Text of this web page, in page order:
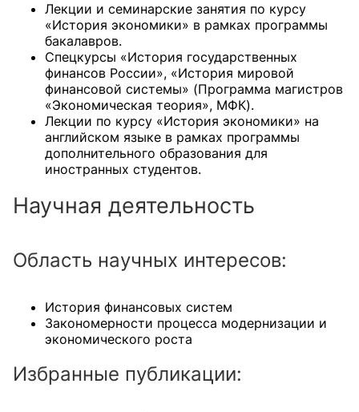
Лекции и семинарские занятия по курсу
«История экономики» в рамках программы
бакалавров.
Спецкурсы «История государственных
финансов России», «История мировой
финансовой системы» (Программа магистров
«Экономическая теория», МФК).
Лекции по курсу «История экономики» на
английском языке в рамках программы
дополнительного образования для
иностранных студентов.
Научная деятельность
Область научных интересов:
История финансовых систем
Закономерности процесса модернизации и
экономического роста
Избранные публикации: